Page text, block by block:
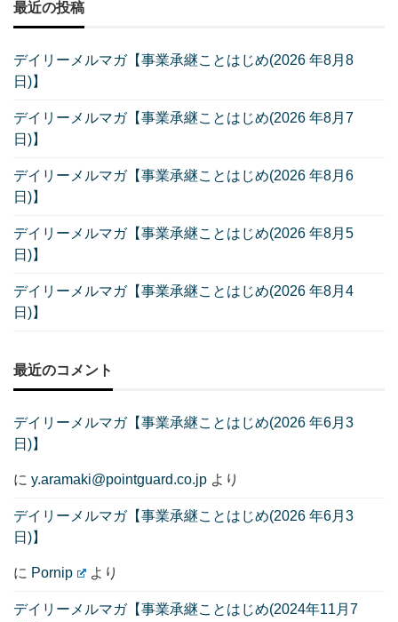
最近の投稿
デイリーメルマガ【事業承継ことはじめ(2026 年8月8
日)】
デイリーメルマガ【事業承継ことはじめ(2026 年8月7
日)】
デイリーメルマガ【事業承継ことはじめ(2026 年8月6
日)】
デイリーメルマガ【事業承継ことはじめ(2026 年8月5
日)】
デイリーメルマガ【事業承継ことはじめ(2026 年8月4
日)】
最近のコメント
デイリーメルマガ【事業承継ことはじめ(2026 年6月3
日)】
に y.aramaki@pointguard.co.jp より
デイリーメルマガ【事業承継ことはじめ(2026 年6月3
日)】
に Pornip より
デイリーメルマガ【事業承継ことはじめ(2024年11月7